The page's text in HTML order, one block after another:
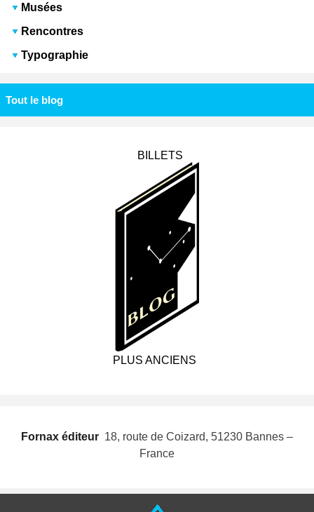
Musées
Rencontres
Typographie
Tout le blog
BILLETS
PLUS ANCIENS
Fornax éditeur  18, route de Coizard, 51230 Bannes –
France